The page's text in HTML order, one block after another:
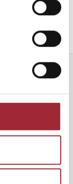
via email